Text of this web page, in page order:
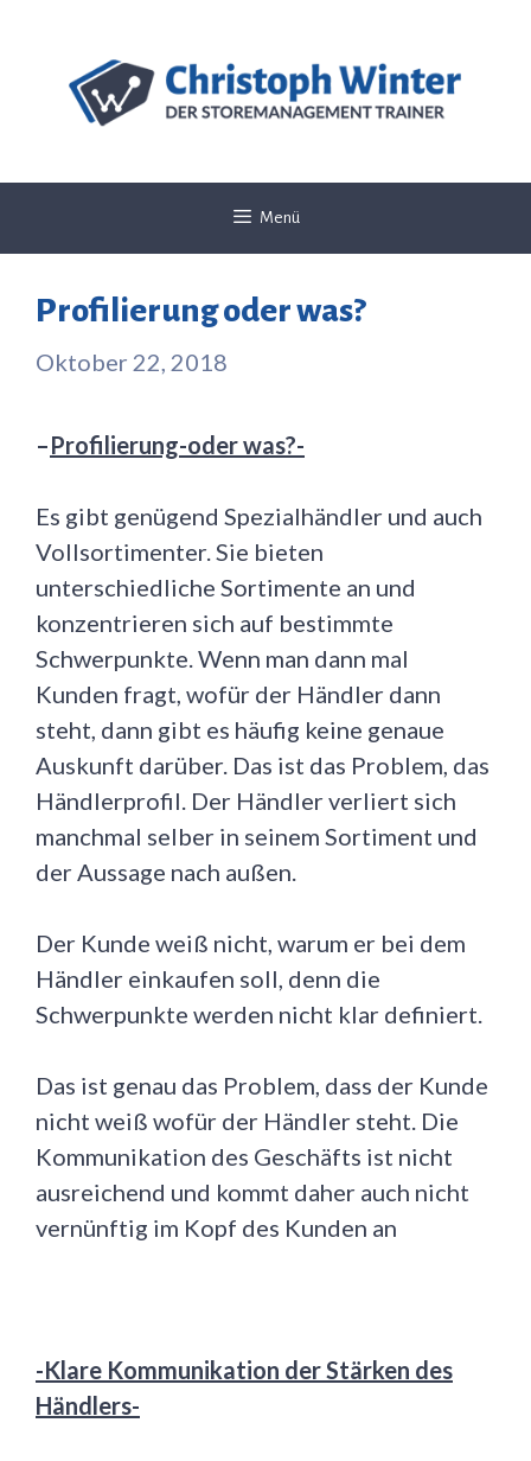
springen
Menü
Profilierung oder was?
Oktober 22, 2018
–Profilierung-oder was?-
Es gibt genügend Spezialhändler und auch
Vollsortimenter. Sie bieten
unterschiedliche Sortimente an und
konzentrieren sich auf bestimmte
Schwerpunkte. Wenn man dann mal
Kunden fragt, wofür der Händler dann
steht, dann gibt es häufig keine genaue
Auskunft darüber. Das ist das Problem, das
Händlerprofil. Der Händler verliert sich
manchmal selber in seinem Sortiment und
der Aussage nach außen.
Der Kunde weiß nicht, warum er bei dem
Händler einkaufen soll, denn die
Schwerpunkte werden nicht klar definiert.
Das ist genau das Problem, dass der Kunde
nicht weiß wofür der Händler steht. Die
Kommunikation des Geschäfts ist nicht
ausreichend und kommt daher auch nicht
vernünftig im Kopf des Kunden an
-Klare Kommunikation der Stärken des
Händlers-